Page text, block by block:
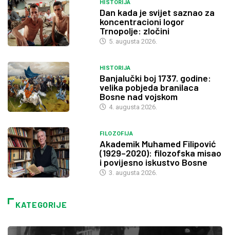
HISTORIJA
Dan kada je svijet saznao za
koncentracioni logor
Trnopolje: zločini
5. augusta 2026.
HISTORIJA
Banjalučki boj 1737. godine:
velika pobjeda branilaca
Bosne nad vojskom
4. augusta 2026.
FILOZOFIJA
Akademik Muhamed Filipović
(1929–2020): filozofska misao
i povijesno iskustvo Bosne
3. augusta 2026.
KATEGORIJE